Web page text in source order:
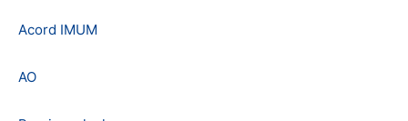
Acord IMUM
AO